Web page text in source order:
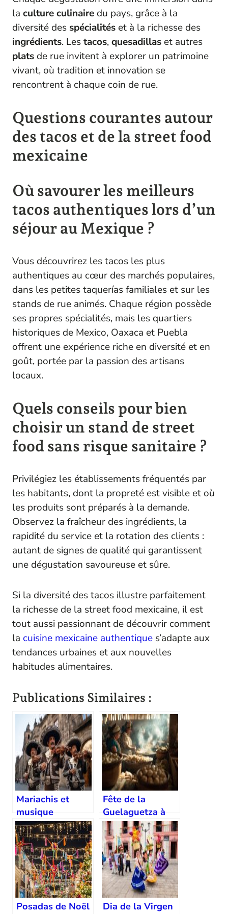
la culture culinaire du pays, grâce à la
diversité des spécialités et à la richesse des
ingrédients. Lestacos,quesadillas et autres
plats de rue invitent à explorer un patrimoine
vivant, où tradition et innovation se
rencontrent à chaque coin de rue.
Questions courantes autour
des tacos et de la street food
mexicaine
Où savourer les meilleurs
tacos authentiques lors d’un
séjour au Mexique ?
Vous découvrirez les tacos les plus
authentiques au cœur des marchés populaires,
dans les petites taquerías familiales et sur les
stands de rue animés. Chaque région possède
ses propres spécialités, mais les quartiers
historiques de Mexico, Oaxaca et Puebla
offrent une expérience riche en diversité et en
goût, portée par la passion des artisans
locaux.
Quels conseils pour bien
choisir un stand de street
food sans risque sanitaire ?
Privilégiez les établissements fréquentés par
les habitants, dont la propreté est visible et où
les produits sont préparés à la demande.
Observez la fraîcheur des ingrédients, la
rapidité du service et la rotation des clients :
autant de signes de qualité qui garantissent
une dégustation savoureuse et sûre.
Si la diversité des tacos illustre parfaitement
la richesse de la street food mexicaine, il est
tout aussi passionnant de découvrir comment
la cuisine mexicaine authentique s’adapte aux
tendances urbaines et aux nouvelles
habitudes alimentaires.
Publications Similaires :
Mariachis et
musique
traditionnelle à
Guadalajara
Fête de la
Guelaguetza à
Oaxaca
Posadas de Noël
Dia de la Virgen